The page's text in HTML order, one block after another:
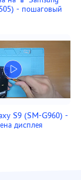
- пошаговый
S9 (SM-G960) -
дисплея